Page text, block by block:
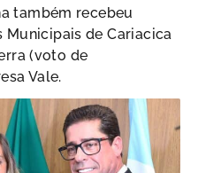
também recebeu
Municipais de Cariacica
(voto de
Vale.